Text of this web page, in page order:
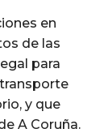
en
de las
para
y que
A Coruña.